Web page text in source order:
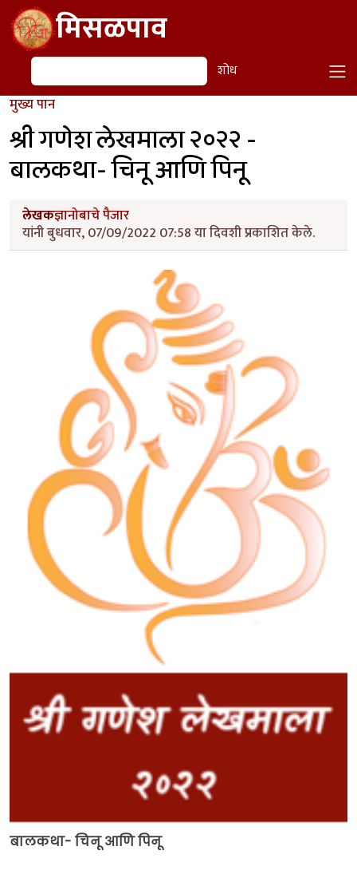
Skip to main contentमिसळपाव
शोध शोध
मुख्य पान
श्री गणेश लेखमाला २०२२ -
बालकथा- चिनू आणि पिनू
लेखकज्ञानोबाचे पैजार
यांनी बुधवार, 07/09/2022 07:58 या दिवशी प्रकाशित केले.
बालकथा- चिनू आणि पिनू